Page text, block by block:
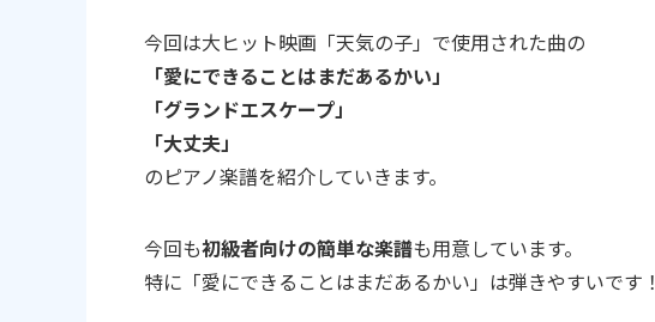
今回は大ヒット映画「天気の子」で使用された曲の
「愛にできることはまだあるかい」
「グランドエスケープ」
「大丈夫」
のピアノ楽譜を紹介していきます。
今回も初級者向けの簡単な楽譜も用意しています。
特に「愛にできることはまだあるかい」は弾きやすいです！